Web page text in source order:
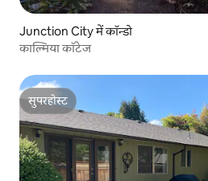
Junction City में कॉन्डो
काल्मिया कॉटेज
सुपरहोस्ट
सुपरहोस्ट